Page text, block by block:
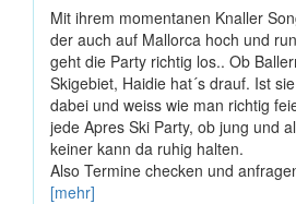
Mit ihrem momentanen Knaller
der auch auf Mallorca hoch und
geht die Party richtig los.. Ob
Skigebiet, Haidie hat´s drauf. Ist
dabei und weiss wie man richtig
jede Apres Ski Party, ob jung und
keiner kann da ruhig halten.
Also Termine checken und
[mehr]